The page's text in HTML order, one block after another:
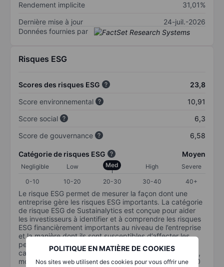
POLITIQUE EN MATIÈRE DE COOKIES
Nos sites web utilisent des cookies pour vous offrir une
Rendement implicite
31,01%
Dernière mise à jour
24-juil.-2026
Données fournies par
Risques ESG
Scores des risques ESG
23,8
Score environnemental
10,91
Score social
6,3
Score de gouvernance
6,58
Catégorie de risques ESG Moyen
Negligible Low Med High
Severe
0-10
10-20 20-30 30-40 40+
Le risque ESG permet de mesurer la façon dont une
entreprise gère les risques ESG importants. La catégorie
de risque ESG de Sustainalytics est conçue pour aider
les investisseurs à identifier et à comprendre les risques
ESG financièrement importants au niveau de l’entreprise
et la manière dont ils sont susceptibles d’affecter les
performances à long terme des investissements en
capital. L’échelle va de 0 à 100. Plus le risque est faible,
moins il est important (0 équivaut à aucun risque et 100